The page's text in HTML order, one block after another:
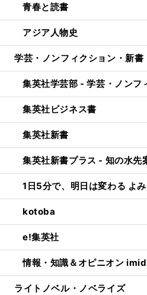
青春と読書
アジア人物史
学芸・ノンフィクション・新書
集英社学芸部 - 学芸・ノンフ
集英社ビジネス書
集英社新書
集英社新書プラス - 知の水先
1日5分で、明日は変わる よ
kotoba
e!集英社
情報・知識＆オピニオン
ライトノベル・ノベライズ